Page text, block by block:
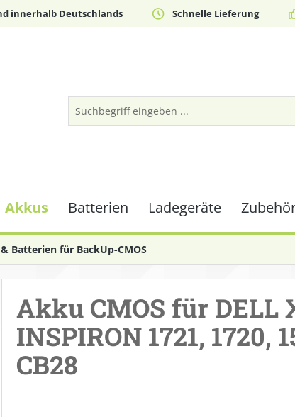
innerhalb Deutschlands Schnelle Lieferung
Akkus Batterien Ladegeräte
Batterien für BackUp-CMOS
Akku CMOS für DELL
INSPIRON 1721, 1720,
CB28